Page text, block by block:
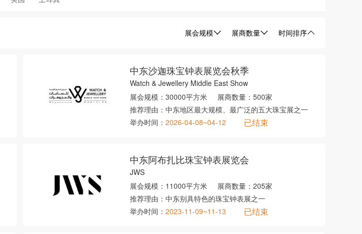
展会规模 展商数量 时间排序
中东沙迦珠宝钟表展览会秋季
Watch & Jewellery Middle East Show
展会规模： 30000平方米 展商数量： 500家
推荐理由： 中东地区最大规模、最广泛的五大珠宝展之一
举办时间： 2026-04-08~04-12 已结束
中东阿布扎比珠宝钟表展览会
JWS
展会规模： 11000平方米 展商数量： 205家
推荐理由： 中东别具特色的珠宝钟表展之一
举办时间： 2023-11-09~11-13 已结束